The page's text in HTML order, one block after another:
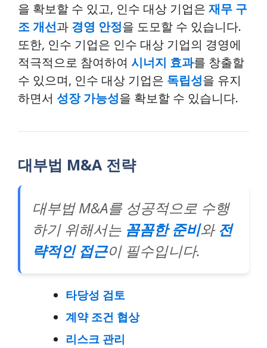
을 확보할 수 있고, 인수 대상 기업은 재무 구
조 개선과 경영 안정을 도모할 수 있습니다.
또한, 인수 기업은 인수 대상 기업의 경영에
적극적으로 참여하여 시너지 효과를 창출할
수 있으며, 인수 대상 기업은 독립성을 유지
하면서 성장 가능성을 확보할 수 있습니다.
대부법 M&A 전략
대부법 M&A를 성공적으로 수행
하기 위해서는 꼼꼼한 준비와전
략적인 접근이 필수입니다.
타당성 검토
계약 조건 협상
리스크 관리